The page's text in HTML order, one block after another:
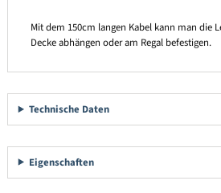
Mit dem 150cm langen Kabel kann man die
Decke abhängen oder am Regal befestigen.
Technische Daten
Eigenschaften